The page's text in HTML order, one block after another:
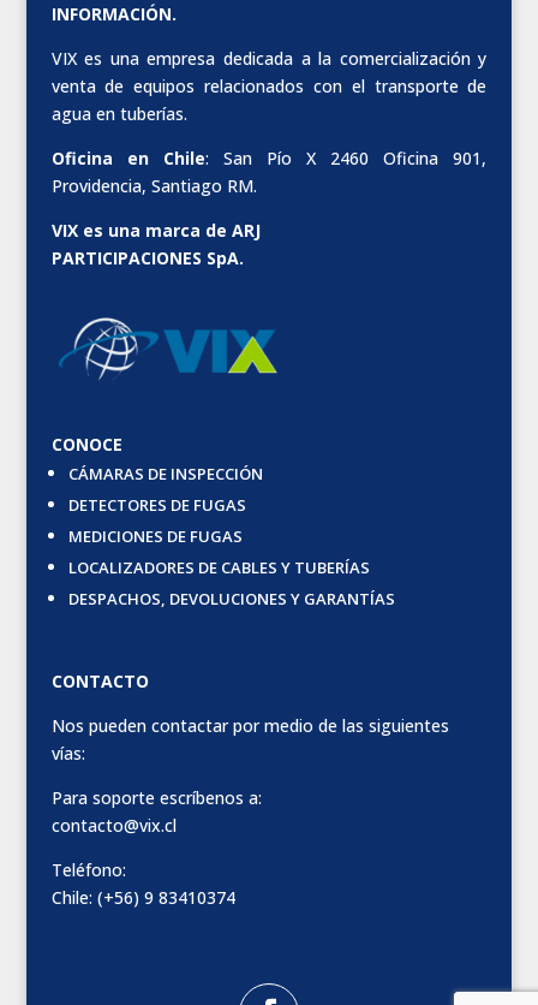
INFORMACIÓN.
VIX es una empresa dedicada a la comercialización y
venta de equipos relacionados con el transporte de
agua en tuberías.
Oficina en Chile: San Pío X 2460 Oficina 901,
Providencia, Santiago RM.
VIX es una marca de ARJ
PARTICIPACIONES SpA.
CONOCE
CÁMARAS DE INSPECCIÓN
DETECTORES DE FUGAS
MEDICIONES DE FUGAS
LOCALIZADORES DE CABLES Y TUBERÍAS
DESPACHOS, DEVOLUCIONES Y GARANTÍAS
CONTACTO
Nos pueden contactar por medio de las siguientes
vías:
Para soporte escríbenos a:
contacto@vix.cl
Teléfono:
Chile: (+56) 9 83410374